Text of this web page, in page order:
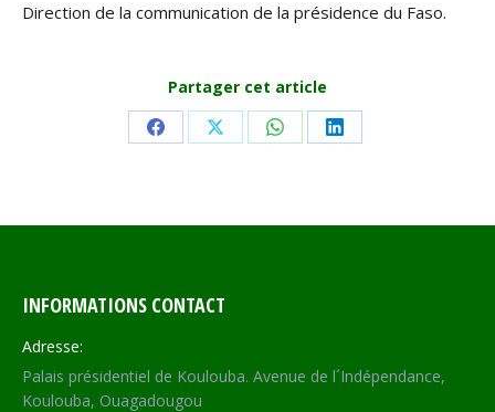
Direction de la communication de la présidence du Faso.
Partager cet article
Share Share Share Share
INFORMATIONS CONTACT
Adresse:
Palais présidentiel de Koulouba. Avenue de l´Indépendance,
Koulouba, Ouagadougou